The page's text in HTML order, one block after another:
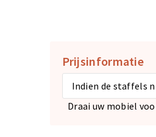
Prijsinformatie
Indien de staffels
Draai uw mobiel